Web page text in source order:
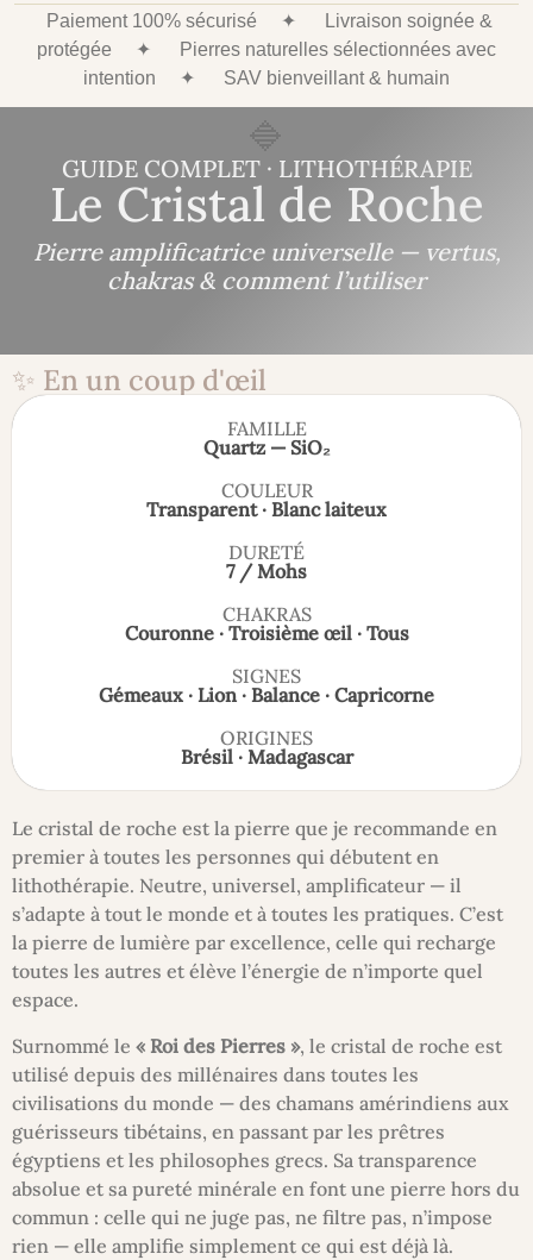
Paiement 100% sécurisé ✦
Livraison soignée &
protégée
✦
Pierres naturelles sélectionnées avec
intention
✦ SAV bienveillant & humain
GUIDE COMPLET · LITHOTHÉRAPIE
Le Cristal de Roche
Pierre amplificatrice universelle — vertus,
chakras & comment l’utiliser
✨ En un coup d'œil
FAMILLE
Quartz — SiO₂
COULEUR
Transparent · Blanc laiteux
DURETÉ
7 / Mohs
CHAKRAS
Couronne · Troisième œil · Tous
SIGNES
Gémeaux · Lion · Balance · Capricorne
ORIGINES
Brésil · Madagascar
Le cristal de roche est la pierre que je recommande en
premier à toutes les personnes qui débutent en
lithothérapie. Neutre, universel, amplificateur — il
s’adapte à tout le monde et à toutes les pratiques. C’est
la pierre de lumière par excellence, celle qui recharge
toutes les autres et élève l’énergie de n’importe quel
espace.
Surnommé le « Roi des Pierres », le cristal de roche est
utilisé depuis des millénaires dans toutes les
civilisations du monde — des chamans amérindiens aux
guérisseurs tibétains, en passant par les prêtres
égyptiens et les philosophes grecs. Sa transparence
absolue et sa pureté minérale en font une pierre hors du
commun : celle qui ne juge pas, ne filtre pas, n’impose
rien — elle amplifie simplement ce qui est déjà là.